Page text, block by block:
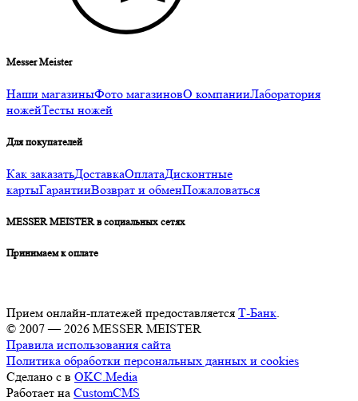
Messer Meister
Наши магазиныФото магазиновО компанииЛаборатория
ножейТесты ножей
Для покупателей
Как заказатьДоставкаОплатаДисконтные
картыГарантииВозврат и обменПожаловаться
MESSER MEISTER в социальных сетях
Принимаем к оплате
Прием онлайн-платежей предоставляется Т-Банк
© 2007 — 2026 MESSER MEISTER
Правила использования сайта
Политика обработки персональных данных и cookies
Сделано с в OKC.Media
Работает на CustomCMS